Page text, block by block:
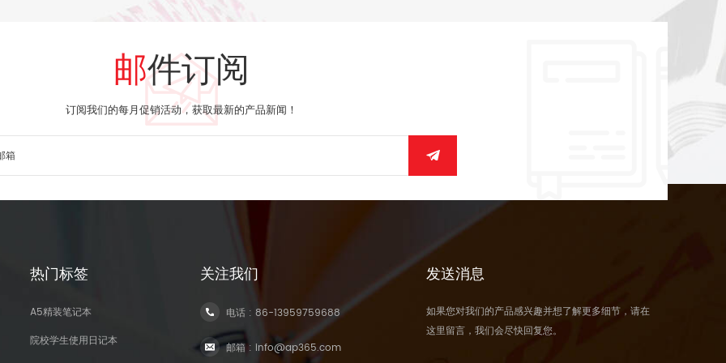
邮件订阅
订阅我们的每月促销活动，获取最新的产品新闻！
热门标签
A5精装笔记本
院校学生使用日记本
关注我们
电话 :86-13959759688
邮箱 : info@ap365.com
发送消息
如果您对我们的产品感兴趣并想了解更多细节，请在
这里留言，我们会尽快回复您。